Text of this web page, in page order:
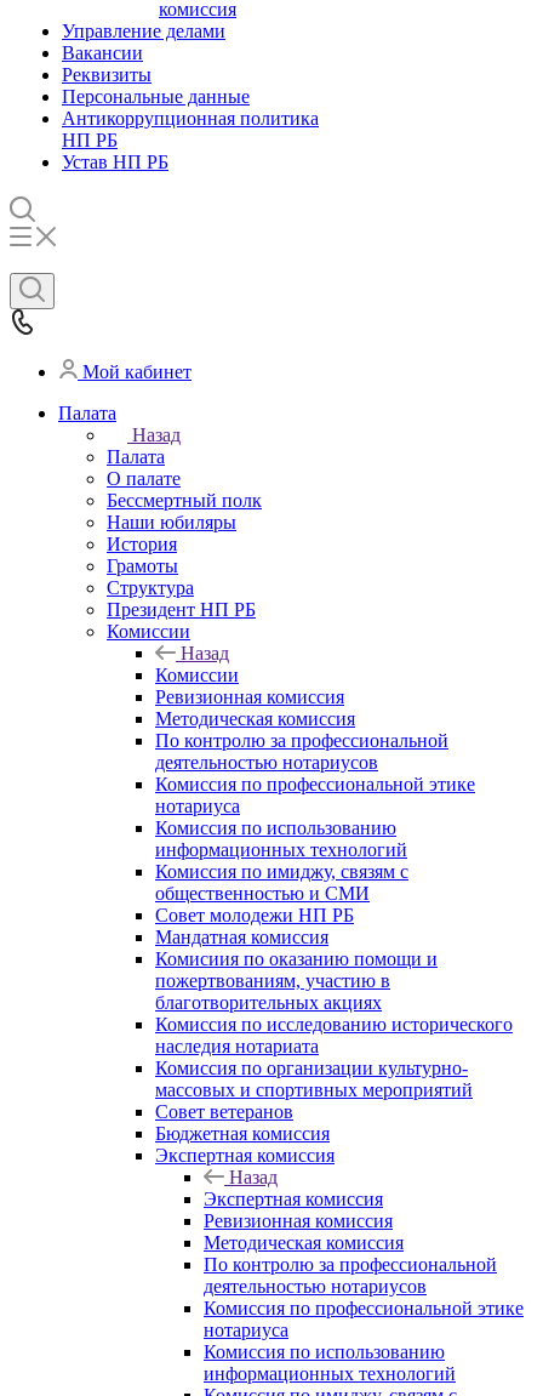
комиссия
Управление делами
Вакансии
Реквизиты
Персональные данные
Антикоррупционная политика
НП РБ
Устав НП РБ
Мой кабинет
Палата
Назад
Палата
О палате
Бессмертный полк
Наши юбиляры
История
Грамоты
Структура
Президент НП РБ
Комиссии
Назад
Комиссии
Ревизионная комиссия
Методическая комиссия
По контролю за профессиональной
деятельностью нотариусов
Комиссия по профессиональной этике
нотариуса
Комиссия по использованию
информационных технологий
Комиссия по имиджу, связям с
общественностью и СМИ
Совет молодежи НП РБ
Мандатная комиссия
Комисиия по оказанию помощи и
пожертвованиям, участию в
благотворительных акциях
Комиссия по исследованию исторического
наследия нотариата
Комиссия по организации культурно-
массовых и спортивных мероприятий
Совет ветеранов
Бюджетная комиссия
Экспертная комиссия
Назад
Экспертная комиссия
Ревизионная комиссия
Методическая комиссия
По контролю за профессиональной
деятельностью нотариусов
Комиссия по профессиональной этике
нотариуса
Комиссия по использованию
информационных технологий